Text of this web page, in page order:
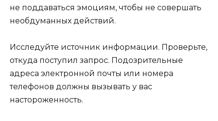
не поддаваться эмоциям, чтобы не совершать
необдуманных действий.
Исследуйте источник информации. Проверьте,
откуда поступил запрос. Подозрительные
адреса электронной почты или номера
телефонов должны вызывать у вас
настороженность.